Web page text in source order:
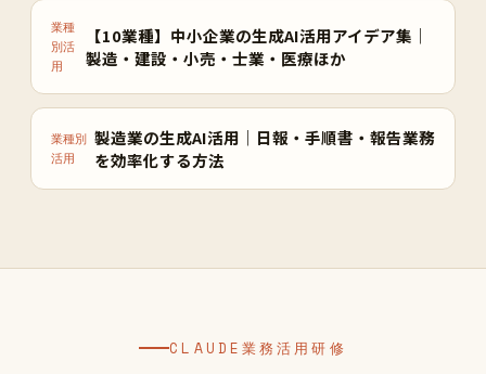
業種
別活
用
【10業種】中小企業の生成AI活用アイデア集｜
製造・建設・小売・士業・医療ほか
業種別
活用
製造業の生成AI活用｜日報・手順書・報告業務
を効率化する方法
CLAUDE業務活用研修